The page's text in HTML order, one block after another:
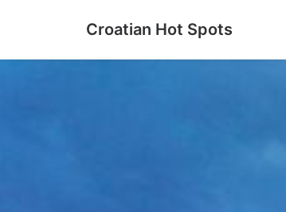
Croatian Hot Spots